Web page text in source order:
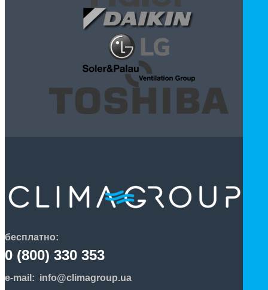
бесплатно:
0 (800) 330 353
e-mail: info@climagroup.ua